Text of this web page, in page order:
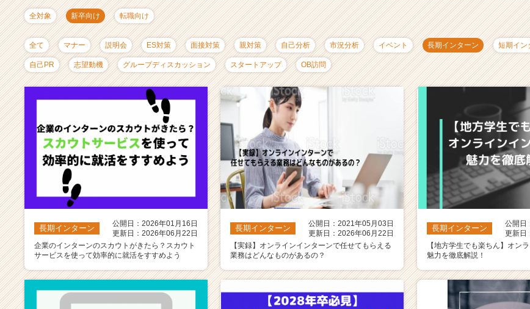
キ
ャ
リ
ア
（C
h
e
e
C
a
r
e
全対象 新卒向け 転職向け
全て マナー 説明会 ES対策 面接対策 親対策 自己分析 市況分析 イベント 長期インターン 短期イン
自己PR 志望動機 グループディスカッション スタートアップ OB訪問
長期インターン
公開日：2026年01月16日
更新日：2026年06月22日
企業のインターンのスカウトがきたら？スカウト
サービスを使って効率的に就活をすすめよう
長期インターン
公開日：2021年05月03日
更新日：2026年06月22日
【実録】オンラインインターンで任せてもらえる
業務はどんなものがあるの？
長期インターン
公開日
更新日
【地方学生でも楽ちん】オン
魅力を徹底解説！